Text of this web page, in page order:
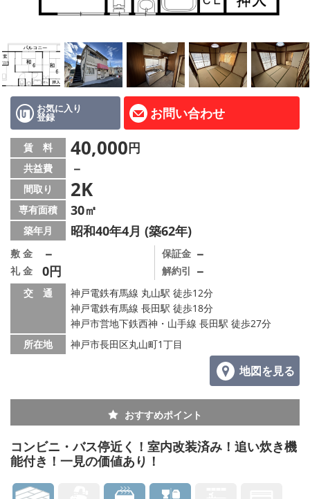
路線·駅から探す
地域から探す
地図から探す
店舗情報·アクセス
会社概要
メールでお問い合わせ
お気に入り
登録 お問い合わせ
賃 料 40,000円
共益費 －
間取り 2K
専有面積 30㎡
築年月 昭和40年4月 (築62年)
敷 金 －
礼 金 0円
保証金 －
解約引 －
交 通
神戸電鉄有馬線 丸山駅 徒歩12分
神戸電鉄有馬線 長田駅 徒歩18分
神戸市営地下鉄西神・山手線 長田駅 徒歩27分
所在地
神戸市長田区丸山町1丁目
地図を見る
おすすめポイント
コンビニ・バス停近く！室内改装済み！追い炊き機
能付き！一見の価値あり！